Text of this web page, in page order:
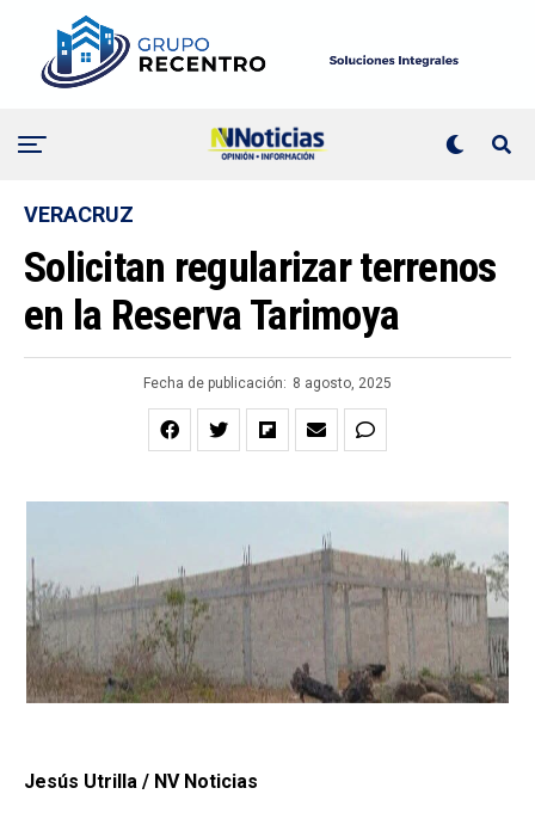
VERACRUZ
Solicitan regularizar terrenos
en la Reserva Tarimoya
Fecha de publicación: 8 agosto, 2025
Jesús Utrilla / NV Noticias